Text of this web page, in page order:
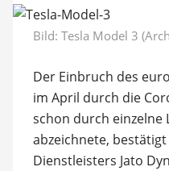
Bild: Tesla Model 3
Der Einbruch des
im April durch die
schon durch einzelne
abzeichnete,
Dienstleisters Jato